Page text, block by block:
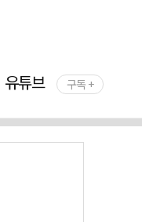
유튜브 구독 +